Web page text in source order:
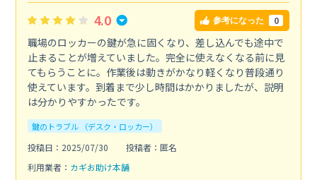
4.0 参考になった 0
職場のロッカーの鍵が急に固くなり、差し込んでも途中で
止まることが増えていました。完全に使えなくなる前に見
てもらうことに。作業後は動きがかなり軽くなり普段通り
使えています。到着まで少し時間はかかりましたが、説明
は分かりやすかったです。
鍵のトラブル （デスク・ロッカー）
投稿日：2025/07/30
投稿者：匿名
利用業者： カギお助け本舗